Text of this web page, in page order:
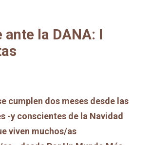
ante la DANA: I
cumplen dos meses desde las
-y conscientes de la Navidad
viven muchos/as